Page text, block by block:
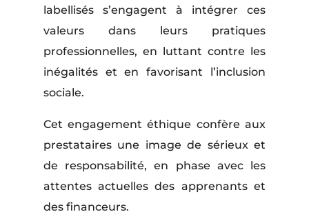
labellisés s’engagent à intégrer ces
valeurs dans leurs pratiques
professionnelles, en luttant contre les
inégalités et en favorisant l’inclusion
sociale.
Cet engagement éthique confère aux
prestataires une image de sérieux et
de responsabilité, en phase avec les
attentes actuelles des apprenants et
des financeurs.